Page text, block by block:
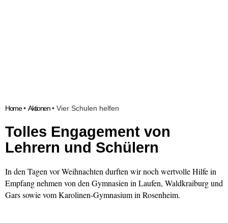
Home• Aktionen• Vier Schulen helfen
Tolles Engagement von
Lehrern und Schülern
In den Tagen vor Weihnachten durften wir noch wertvolle Hilfe in
Empfang nehmen von den Gymnasien in Laufen, Waldkraiburg und
Gars sowie vom Karolinen-Gymnasium in Rosenheim.